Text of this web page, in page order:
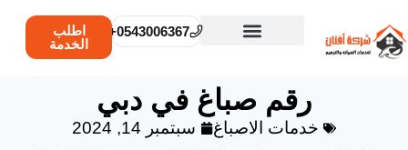
0543006367+
اطلب
الخدمة
رقم صباغ في دبي
خدمات الاصباغ سبتمبر 14, 2024